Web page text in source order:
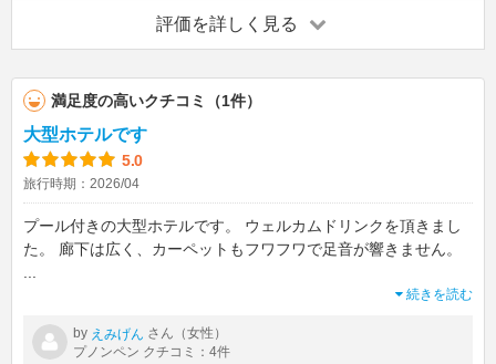
評価を詳しく見る
満足度の高いクチコミ（1件）
大型ホテルです
5.0
旅行時期：2026/04
プール付きの大型ホテルです。 ウェルカムドリンクを頂きまし
た。 廊下は広く、カーペットもフワフワで足音が響きません。
続きを読む
by えみげん さん（女性）
プノンペン クチコミ：4件